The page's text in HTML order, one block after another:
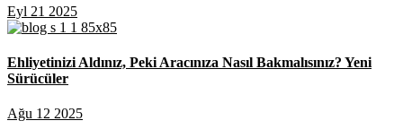
Eyl 21 2025
Ehliyetinizi Aldınız, Peki Aracınıza Nasıl Bakmalısınız? Yeni
Sürücüler
Ağu 12 2025